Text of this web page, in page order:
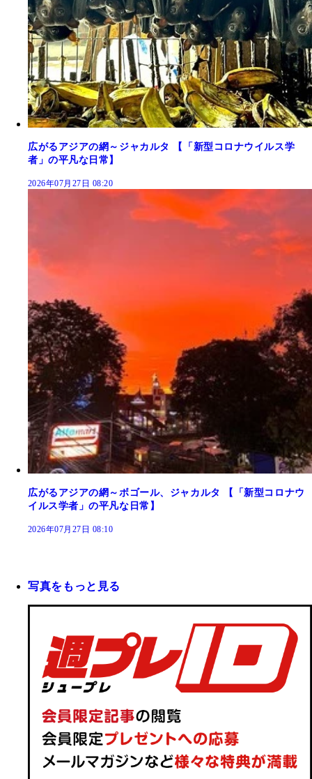
広がるアジアの網～ジャカルタ 【「新型コロナウイルス学
者」の平凡な日常】
2026年07月27日 08:20
広がるアジアの網～ボゴール、ジャカルタ 【「新型コロナウ
イルス学者」の平凡な日常】
2026年07月27日 08:10
写真をもっと見る